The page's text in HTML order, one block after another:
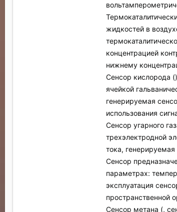
жидкостей в
концентрацией
нижнему
Сенсор кислорода
ячейкой
генерируемая
использования
Сенсор угарного
трехэлектродной
тока,
Сенсор
параметрах:
эксплуатация
пространственной
Сенсор метана (,